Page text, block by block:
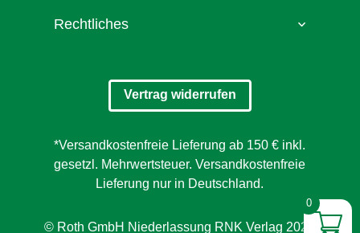
Rechtliches
Vertrag widerrufen
*Versandkostenfreie Lieferung ab 150 € inkl.
gesetzl. Mehrwertsteuer. Versandkostenfreie
Lieferung nur in Deutschland.
© Roth GmbH Niederlassung RNK Verlag 2026
0